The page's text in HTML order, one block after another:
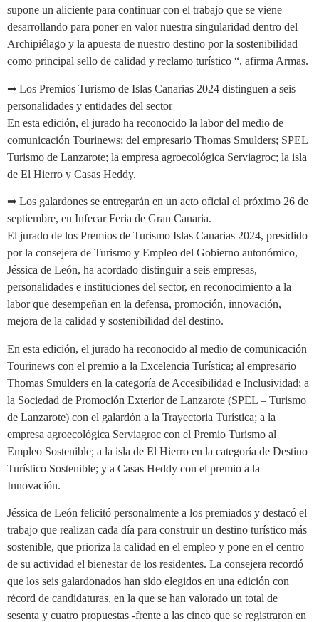
supone un aliciente para continuar con el trabajo que se viene
desarrollando para poner en valor nuestra singularidad dentro del
Archipiélago y la apuesta de nuestro destino por la sostenibilidad
como principal sello de calidad y reclamo turístico “, afirma Armas.
➡ Los Premios Turismo de Islas Canarias 2024 distinguen a seis
personalidades y entidades del sector
En esta edición, el jurado ha reconocido la labor del medio de
comunicación Tourinews; del empresario Thomas Smulders; SPEL
Turismo de Lanzarote; la empresa agroecológica Serviagroc; la isla
de El Hierro y Casas Heddy.
➡ Los galardones se entregarán en un acto oficial el próximo 26 de
septiembre, en Infecar Feria de Gran Canaria.
El jurado de los Premios de Turismo Islas Canarias 2024, presidido
por la consejera de Turismo y Empleo del Gobierno autonómico,
Jéssica de León, ha acordado distinguir a seis empresas,
personalidades e instituciones del sector, en reconocimiento a la
labor que desempeñan en la defensa, promoción, innovación,
mejora de la calidad y sostenibilidad del destino.
En esta edición, el jurado ha reconocido al medio de comunicación
Tourinews con el premio a la Excelencia Turística; al empresario
Thomas Smulders en la categoría de Accesibilidad e Inclusividad; a
la Sociedad de Promoción Exterior de Lanzarote (SPEL – Turismo
de Lanzarote) con el galardón a la Trayectoria Turística; a la
empresa agroecológica Serviagroc con el Premio Turismo al
Empleo Sostenible; a la isla de El Hierro en la categoría de Destino
Turístico Sostenible; y a Casas Heddy con el premio a la
Innovación.
Jéssica de León felicitó personalmente a los premiados y destacó el
trabajo que realizan cada día para construir un destino turístico más
sostenible, que prioriza la calidad en el empleo y pone en el centro
de su actividad el bienestar de los residentes. La consejera recordó
que los seis galardonados han sido elegidos en una edición con
récord de candidaturas, en la que se han valorado un total de
sesenta y cuatro propuestas -frente a las cinco que se registraron en